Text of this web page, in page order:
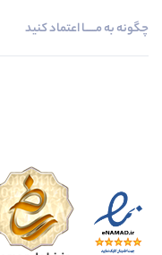
چگونه به مــــــا اعتماد کنید